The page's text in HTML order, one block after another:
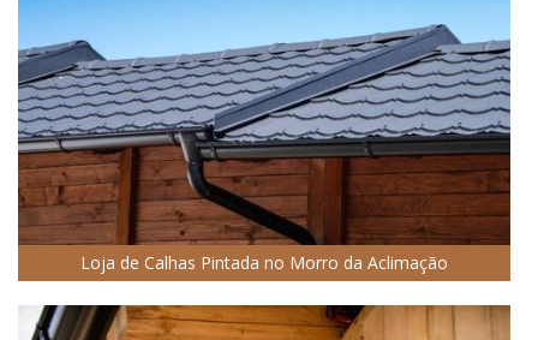
Loja de Calhas Pintada no Morro da Aclimação